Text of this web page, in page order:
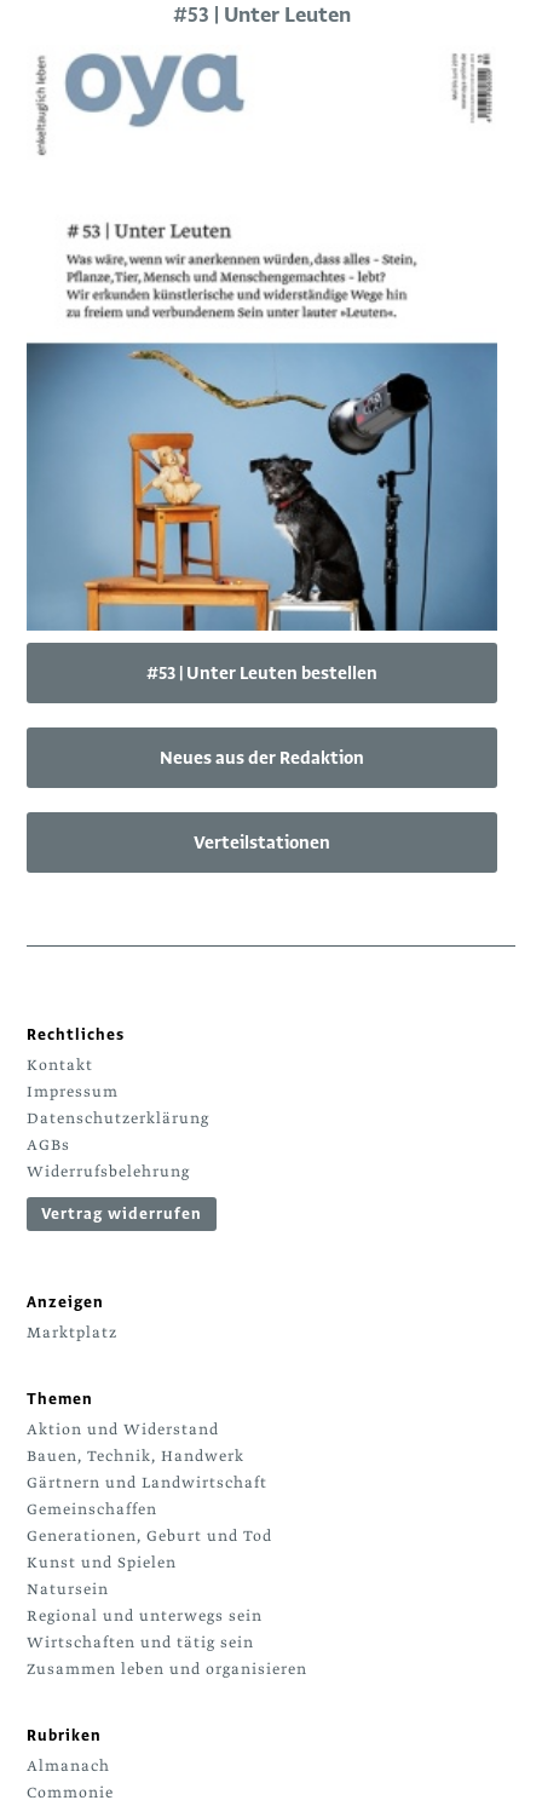
#53 | Unter Leuten
#53 | Unter Leuten bestellen
Neues aus der Redaktion
Verteilstationen
Rechtliches
Kontakt
Impressum
Datenschutzerklärung
AGBs
Widerrufsbelehrung
Vertrag widerrufen
Anzeigen
Marktplatz
Themen
Aktion und Widerstand
Bauen, Technik, Handwerk
Gärtnern und Landwirtschaft
Gemeinschaffen
Generationen, Geburt und Tod
Kunst und Spielen
Natursein
Regional und unterwegs sein
Wirtschaften und tätig sein
Zusammen leben und organisieren
Rubriken
Almanach
Commonie